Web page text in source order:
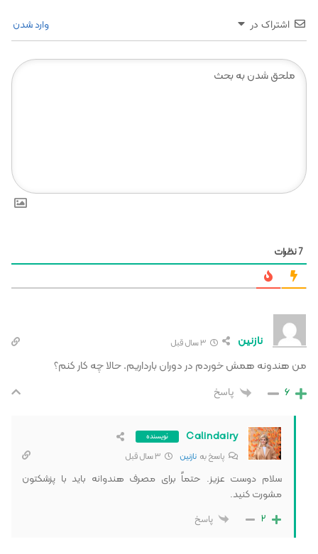
اشتراک در وارد شدن
7نظرات
نازنین 3 سال قبل
من هندونه همش خوردم در دوران بارداریم. حالا چه کار کنم؟
6 پاسخ
Calindairy نویسنده
پاسخ به نازنین
سلام دوست عزیز. حتماً برای مصرف هندوانه باید با پزشکتون
مشورت کنید.
2 پاسخ